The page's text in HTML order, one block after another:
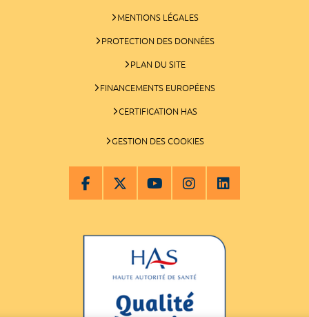
MENTIONS LÉGALES
PROTECTION DES DONNÉES
PLAN DU SITE
FINANCEMENTS EUROPÉENS
CERTIFICATION HAS
GESTION DES COOKIES